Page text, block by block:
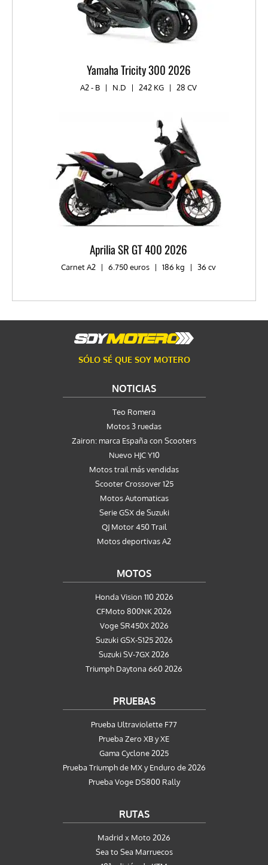
Yamaha Tricity 300 2026
A2 - B | N.D | 242 KG | 28 CV
Aprilia SR GT 400 2026
Carnet A2 | 6.750 euros | 186 kg | 36 cv
SÓLO SÉ QUE SOY MOTERO
NOTICIAS
Teo Romera
Motos 3 ruedas
Zairon: marca España con Scooters
Nuevo HJC Y10
Motos trail más vendidas
Scooter Crossover 125
Motos Automaticas
Serie GSX de Suzuki
QJ Motor 450 Trail
Motos deportivas A2
MOTOS
Honda Vision 110 2026
CFMoto 800NK 2026
Voge SR450X 2026
Suzuki GSX-S125 2026
Suzuki SV-7GX 2026
Triumph Daytona 660 2026
PRUEBAS
Prueba Ultraviolette F77
Prueba Zero XB y XE
Gama Cyclone 2025
Prueba Triumph de MX y Enduro de 2026
Prueba Voge DS800 Rally
RUTAS
Madrid x Moto 2026
Sea to Sea Marruecos